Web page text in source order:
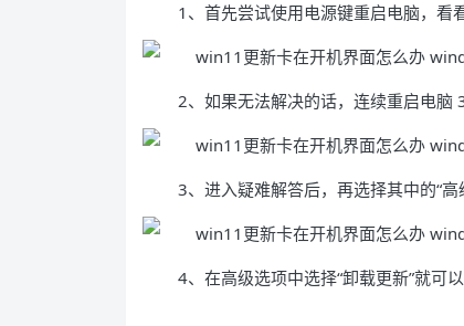
1、首先尝试使用电源键重启电脑，看
2、如果无法解决的话，连续重启电脑
3、进入疑难解答后，再选择其中的“高
4、在高级选项中选择“卸载更新”就可